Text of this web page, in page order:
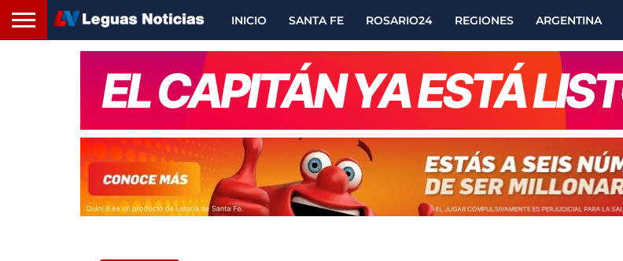
INICIO SANTA FE ROSARIO24 REGIONES ARGENTINA